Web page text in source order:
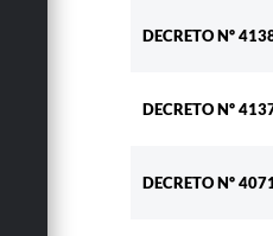
DECRETO Nº
DECRETO Nº
DECRETO Nº